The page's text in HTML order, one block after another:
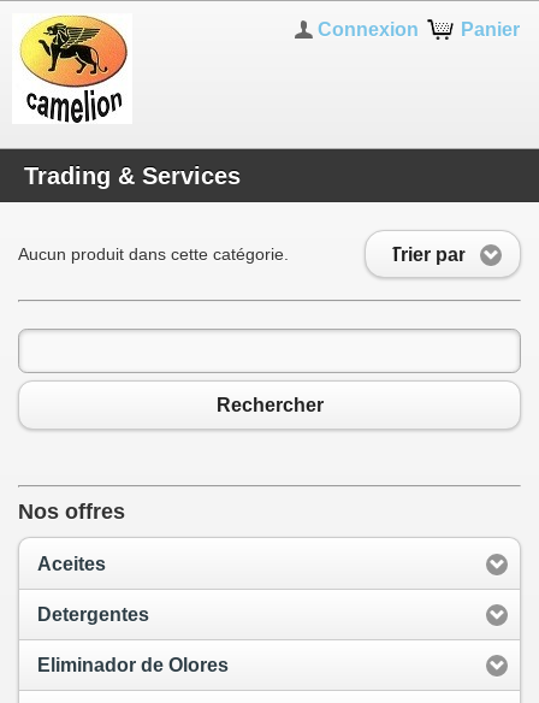
Panier
Connexion
Trading & Services
Trier par
Aucun produit dans cette catégorie.
Rechercher
Nos offres
Aceites
Detergentes
Eliminador de Olores